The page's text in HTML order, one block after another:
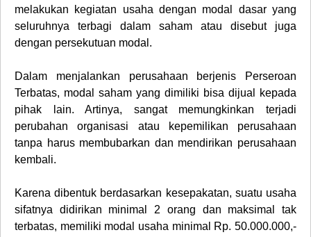
melakukan kegiatan usaha dengan modal dasar yang
seluruhnya terbagi dalam saham atau disebut juga
dengan persekutuan modal.
Dalam menjalankan perusahaan berjenis
Perseroan
Terbatas, modal saham yang dimiliki bisa dijual kepada
pihak lain. Artinya, sangat memungkinkan terjadi
perubahan organisasi atau kepemilikan perusahaan
tanpa harus membubarkan dan mendirikan perusahaan
kembali.
Karena dibentuk berdasarkan kesepakatan, suatu usaha
sifatnya didirikan minimal 2 orang dan maksimal tak
terbatas, memiliki modal usaha minimal Rp. 50.000.000,-